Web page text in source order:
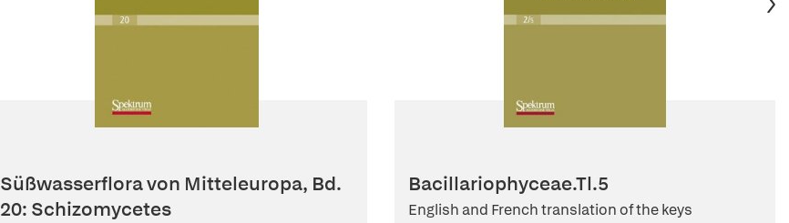
Süßwasserflora von Mitteleuropa, Bd.
20: Schizomycetes
Bacillariophyceae.Tl.5
English and French translation of the keys